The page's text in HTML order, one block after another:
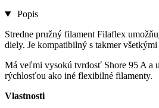
Popis
Stredne pružný filament Filaflex
diely. Je kompatibilný s takmer
Má veľmi vysokú tvrdosť Shore 95 A a
rýchlosťou ako iné flexibilné filamenty.
Vlastnosti